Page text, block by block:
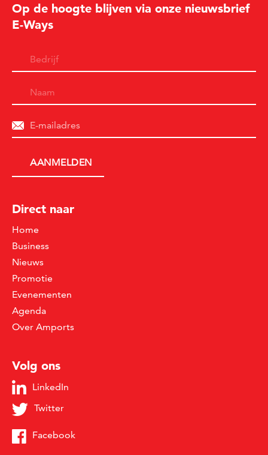
Op de hoogte blijven via onze nieuwsbrief
E-Ways
Direct naar
Home
Business
Nieuws
Promotie
Evenementen
Agenda
Over Amports
Volg ons
LinkedIn
Twitter
Facebook